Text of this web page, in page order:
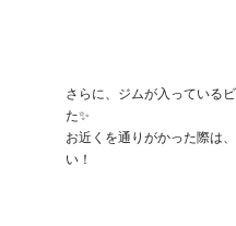
さらに、ジムが入っている
た✨
お近くを通りがかった際は
い！